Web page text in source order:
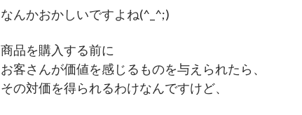
なんかおかしいですよね(^_^;)
商品を購入する前に
お客さんが価値を感じるものを与えられたら、
その対価を得られるわけなんですけど、